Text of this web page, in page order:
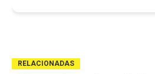
RELACIONADAS